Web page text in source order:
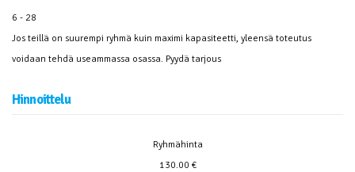
6 - 28
Jos teillä on suurempi ryhmä kuin maximi kapasiteetti, yleensä toteutus
voidaan tehdä useammassa osassa. Pyydä tarjous
Hinnoittelu
Ryhmähinta
130.00 €